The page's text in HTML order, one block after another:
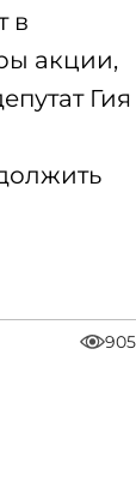
в
акции,
Гия
905